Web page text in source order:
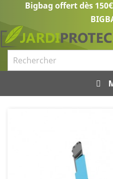
Bigbag offert dès